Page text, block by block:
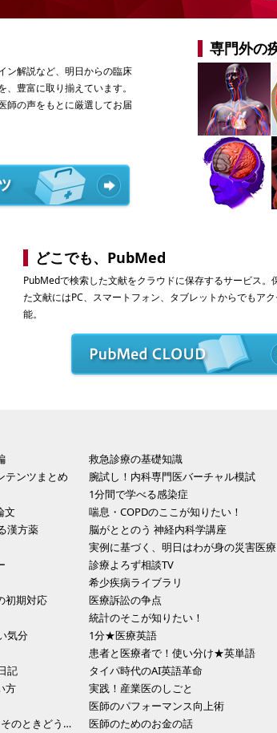
ン解説など、明日からの臨床
豊富に取り揃えています。
師の声をもとに厳選してお届
専門外の
どこでも、PubMed
PubMedで検索した文献をクラウドに保存するサービス。
た文献にはPC、スマートフォン、タブレットからでもア
能。
テンツまとめ
文
漢方薬
初期対応
気分
記
方
【3分動画】お腹が痛い！そのときどうする？
救急診療の基礎知識
腕試し！内科専門医バーチャル模試
1分間で学べる感染症
喘息・COPDのここが知りたい！
脳がととのう 神経内科学講座
実例に基づく、明日はわが身の災害医療
診療よろず相談TV
希少疾病ライブラリ
医療訴訟の争点
統計のそこが知りたい！
1分★医療英語
患者と医療者で！使い分け★英単語
タイパ時代のAI英語革命
実践！産業医のしごと
医師のパフォーマンス向上術
医師のためのお金の話